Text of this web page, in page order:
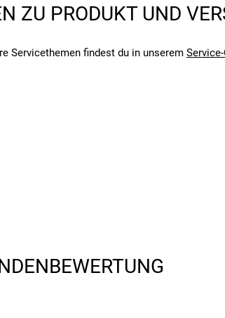
Komponenten bei Fahrrädern
ZU PRODUKT UND
Servicethemen findest du in unserem